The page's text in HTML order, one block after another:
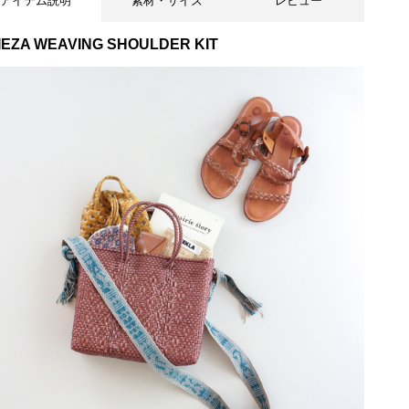
WEAVING SHOULDER KIT